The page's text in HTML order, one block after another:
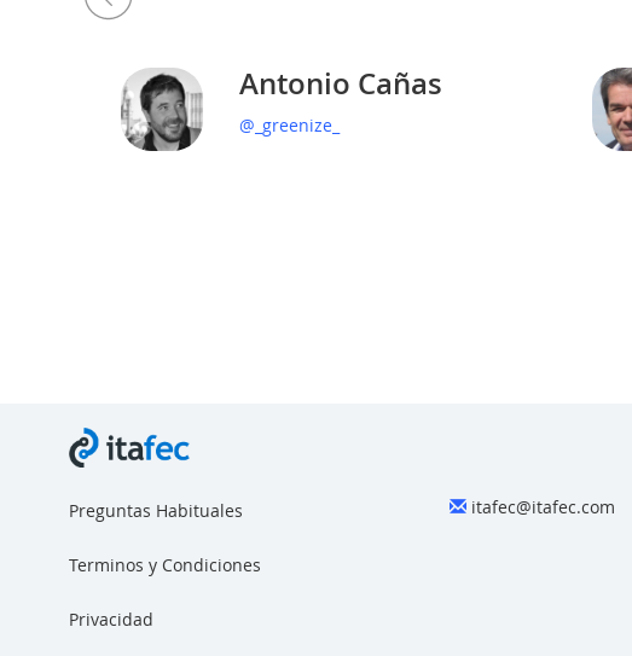
Antonio Cañas
@_greenize_
Preguntas Habituales
Terminos y Condiciones
Privacidad
itafec@itafec.com